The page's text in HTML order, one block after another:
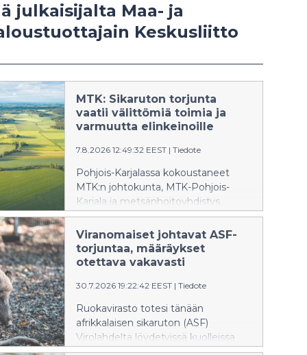
julkaisijalta Maa- ja
Keskusliitto
MTK: Sikaruton torjunta
vaatii välittömiä toimia ja
varmuutta elinkeinoille
7.8.2026 12:49:32 EEST | Tiedote
Pohjois-Karjalassa kokoustaneet
MTK:n johtokunta, MTK-Pohjois-
Karjala ja metsänhoitoyhdistys
Pohjois-Karjala vaativat
kannanotossaan nopeita
toimenpiteitä afrikkalaisen sikaruton
ennaltaehkäiseviin toimenpiteisiin.
laajennettava koskemaan koko
itärajan aluetta sekä tiedotettava
metsästäjiä riskeistä kyyhkyn, sorsan
ja karhun metsästyksen alkaessa.
Viranomaiset johtavat ASF-
torjuntaa, määräykset
otettava vakavasti
30.7.2026 19:22:42 EEST | Tiedote
Ruokavirasto totesi tänään
afrikkalaisen sikaruton (ASF)
Virolahdelta löydetyissä kuolleissa
luonnonvaraisissa villisianporsaissa.